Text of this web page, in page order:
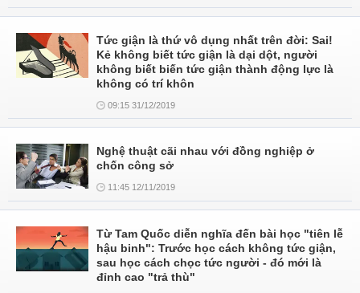
Tức giận là thứ vô dụng nhất trên đời: Sai!
Kẻ không biết tức giận là dại dột, người
không biết biến tức giận thành động lực là
không có trí khôn
09:15 31/12/2019
Nghệ thuật cãi nhau với đồng nghiệp ở
chốn công sở
11:45 12/11/2019
Từ Tam Quốc diễn nghĩa đến bài học "tiên lễ
hậu binh": Trước học cách không tức giận,
sau học cách chọc tức người - đó mới là
đỉnh cao "trả thù"